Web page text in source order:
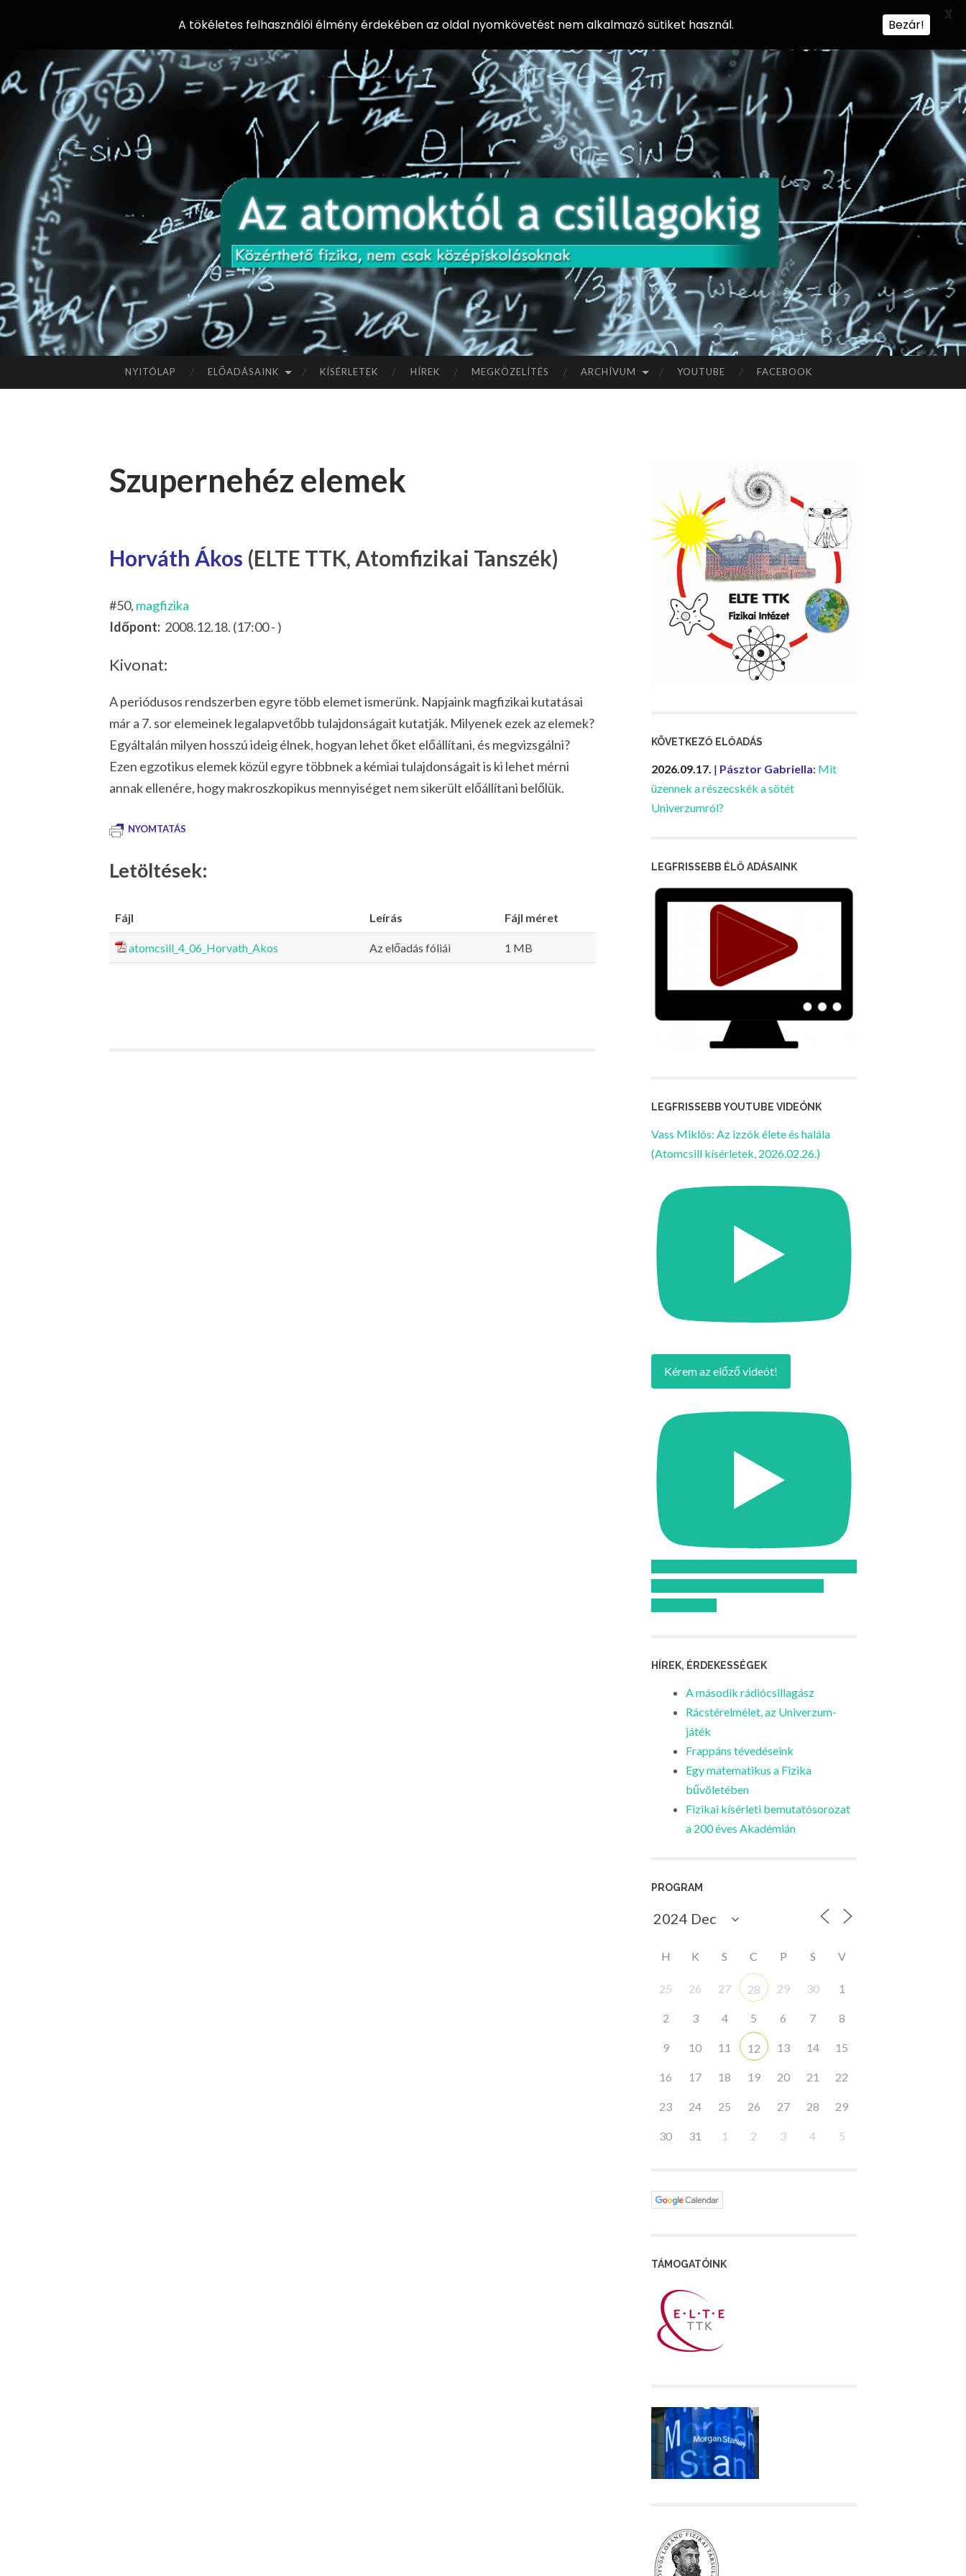
AZ
AT
OM
OK
TÓ
L A
IG
Előadássorozat
középiskolásoknak
az ELTE
Természettudományi
Kar Fizikai
Intézetében
A
NYITÓLAP ELŐADÁSAINK KÍSÉRLETEK HÍREK MEGKÖZELÍTÉS ARCHÍVUM YOUTUBE FACEBOOK
Szupernehéz elemek
Horváth Ákos (ELTE TTK, Atomfizikai Tanszék)
#50, magfizika
Időpont: 2008.12.18. (17:00 - )
Kivonat:
A periódusos rendszerben egyre több elemet ismerünk. Napjaink magfizikai kutatásai
már a 7. sor elemeinek legalapvetőbb tulajdonságait kutatják. Milyenek ezek az elemek?
Egyáltalán milyen hosszú ideig élnek, hogyan lehet őket előállítani, és megvizsgálni?
Ezen egzotikus elemek közül egyre többnek a kémiai tulajdonságait is ki lehet mérni
annak ellenére, hogy makroszkopikus mennyiséget nem sikerült előállítani belőlük.
NYOMTATÁS
Letöltések:
Fájl Leírás Fájl méret
atomcsill_4_06_Horvath_Akos Az előadás fóliái 1 MB
KÖVETKEZŐ ELŐADÁS
2026.09.17. | Pásztor Gabriella: Mit
üzennek a részecskék a sötét
Univerzumról?
LEGFRISSEBB ÉLŐ ADÁSAINK
LEGFRISSEBB YOUTUBE VIDEÓNK
Vass Miklós: Az izzók élete és halála
(Atomcsill kísérletek, 2026.02.26.)
Kérem az előző videót!
HÍREK, ÉRDEKESSÉGEK
A második rádiócsillagász
Rácstérelmélet, az Univerzum-
játék
Frappáns tévedéseink
Egy matematikus a Fizika
bűvöletében
Fizikai kísérleti bemutatósorozat
a 200 éves Akadémián
PROGRAM
H K S C P S V
25 26 27 28 29 30 1
2 3 4 5 6 7 8
9 10 11 12 13 14 15
16 17 18 19 20 21 22
23 24 25 26 27 28 29
30 31 1 2 3 4 5
TÁMOGATÓINK
A tökéletes felhasználói élmény érdekében az oldal nyomkövetést nem alkalmazó sütiket használ. Bezár!
X